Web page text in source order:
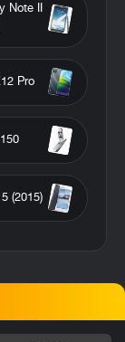
Note II
Pro
(2015)